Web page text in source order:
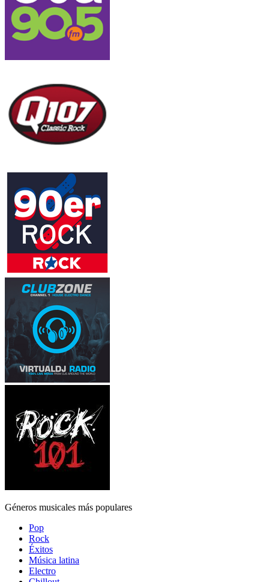
Géneros musicales más populares
Pop
Rock
Éxitos
Música latina
Electro